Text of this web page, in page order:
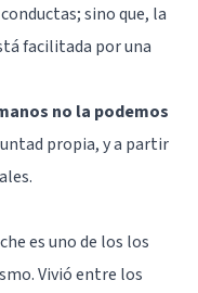
sino que, la
facilitada por una
no la podemos
propia, y a partir
es uno de los los
Vivió entre los